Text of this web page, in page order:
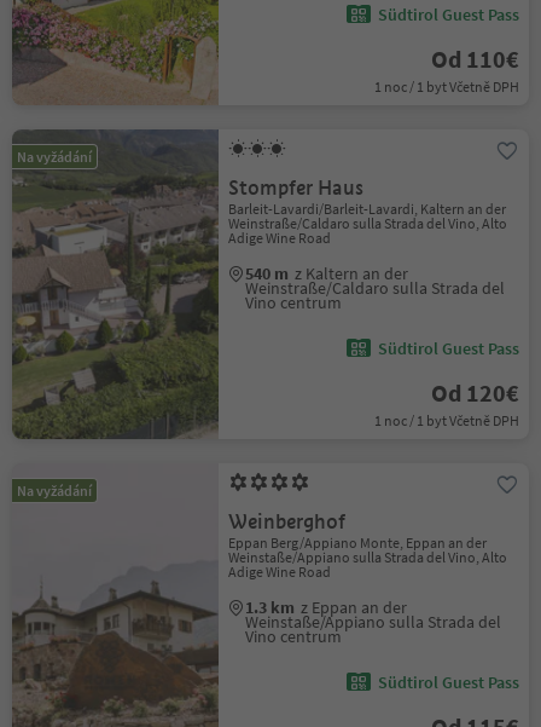
Südtirol Guest Pass
Od 110€
1 noc / 1 byt Včetně DPH
Na vyžádání
Stompfer Haus
Barleit-Lavardi/Barleit-Lavardi, Kaltern an der
Weinstraße/Caldaro sulla Strada del Vino, Alto
Adige Wine Road
540 m z Kaltern an der
Weinstraße/Caldaro sulla Strada del
Vino centrum
Südtirol Guest Pass
Od 120€
1 noc / 1 byt Včetně DPH
Na vyžádání
Weinberghof
Eppan Berg/Appiano Monte, Eppan an der
Weinstaße/Appiano sulla Strada del Vino, Alto
Adige Wine Road
1.3 km z Eppan an der
Weinstaße/Appiano sulla Strada del
Vino centrum
Südtirol Guest Pass